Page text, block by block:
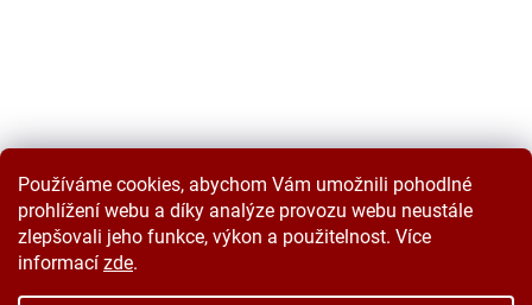
Používáme cookies, abychom Vám umožnili pohodlné
prohlížení webu a díky analýze provozu webu neustále
zlepšovali jeho funkce, výkon a použitelnost. Více
informací zde.